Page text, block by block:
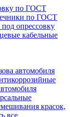
по ГОСТ
по ГОСТ
опрессовку
кабельные
автомобиля
красок,
все